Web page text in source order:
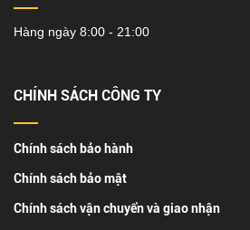
Hàng ngày 8:00 - 21:00
CHÍNH SÁCH CÔNG TY
Chính sách bảo hành
Chính sách bảo mật
Chính sách vận chuyển và giao nhận